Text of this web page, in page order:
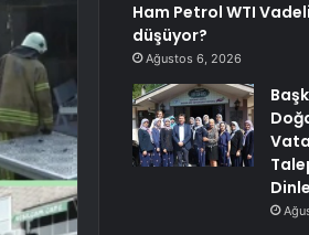
Ham Petrol WTI
düşüyor?
Ağustos 6, 2026